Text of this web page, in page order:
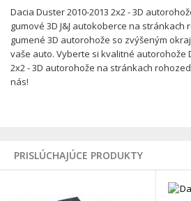
Dacia Duster 2010-2013 2x2 - 3D
gumové 3D J&J autokoberce na
gumené 3D autorohože so zvýšeným
vaše auto. Vyberte si kvalitné autorohože
2x2 - 3D autorohože na stránkach
nás!
PRISLÚCHAJÚCE PRODUKTY